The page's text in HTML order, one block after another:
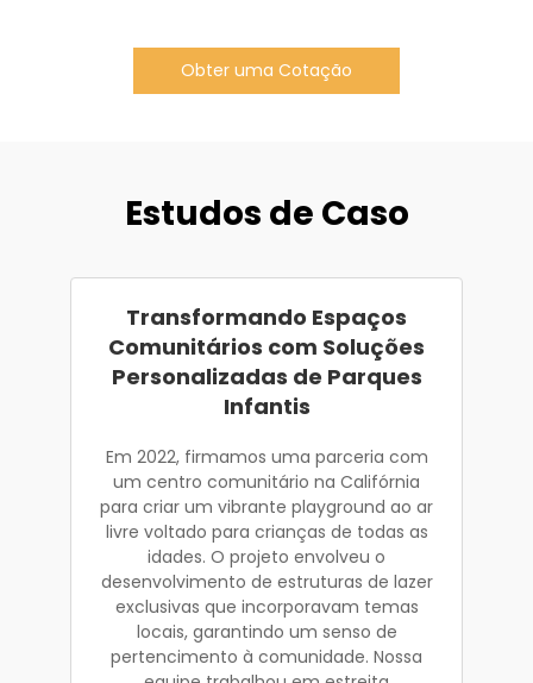
Obter uma Cotação
Estudos de Caso
Transformando Espaços
Comunitários com Soluções
Personalizadas de Parques
Infantis
Em 2022, firmamos uma parceria com
um centro comunitário na Califórnia
para criar um vibrante playground ao ar
livre voltado para crianças de todas as
idades. O projeto envolveu o
desenvolvimento de estruturas de lazer
exclusivas que incorporavam temas
locais, garantindo um senso de
pertencimento à comunidade. Nossa